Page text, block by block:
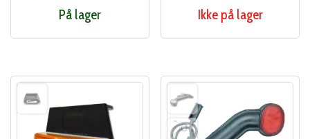
På lager Ikke på lager